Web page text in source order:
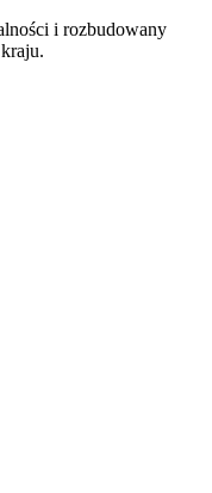
i rozbudowany